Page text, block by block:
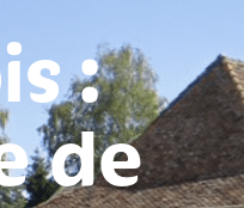
:
de